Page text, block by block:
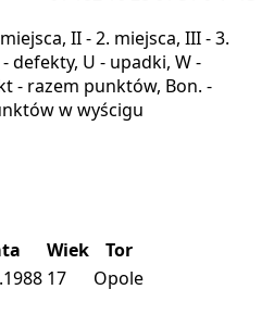
II - 2. miejsca, III - 3.
defekty, U - upadki, W -
- razem punktów, Bon. -
w wyścigu
Wiek
Tor
17
Opole